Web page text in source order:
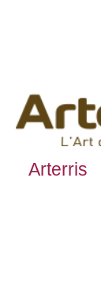
Arterris